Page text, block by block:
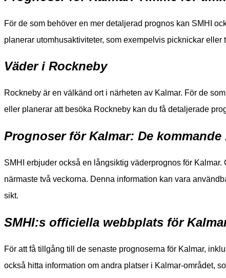
För de som behöver en mer detaljerad prognos kan SMHI
planerar utomhusaktiviteter, som exempelvis picknickar eller
Väder i Rockneby
Rockneby är en välkänd ort i närheten av Kalmar. För de
eller planerar att besöka Rockneby kan du få detaljerade
Prognoser för Kalmar: De kommande
SMHI erbjuder också en långsiktig väderprognos för
närmaste två veckorna. Denna information kan vara
sikt.
SMHI:s officiella webbplats för
För att få tillgång till de senaste prognoserna för Kalmar,
också hitta information om andra platser i Kalmar-området,